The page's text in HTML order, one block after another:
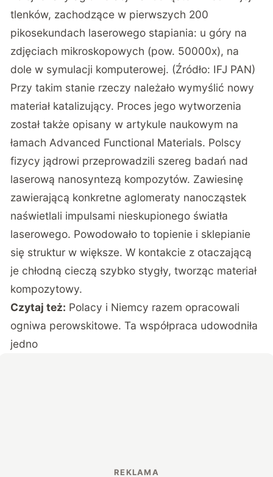
tlenków, zachodzące w pierwszych 200
pikosekundach laserowego stapiania: u góry na
zdjęciach mikroskopowych (pow. 50000x), na
dole w symulacji komputerowej. (Źródło: IFJ PAN)
Przy takim stanie rzeczy należało wymyślić nowy
materiał katalizujący. Proces jego wytworzenia
został także opisany w artykule naukowym na
łamach Advanced Functional Materials. Polscy
fizycy jądrowi przeprowadzili szereg badań nad
laserową nanosyntezą kompozytów. Zawiesinę
zawierającą konkretne aglomeraty nanocząstek
naświetlali impulsami nieskupionego światła
laserowego. Powodowało to topienie i sklepianie
się struktur w większe. W kontakcie z otaczającą
je chłodną cieczą szybko stygły, tworząc materiał
kompozytowy.
Czytaj też: Polacy i Niemcy razem opracowali
ogniwa perowskitowe. Ta współpraca udowodniła
jedno